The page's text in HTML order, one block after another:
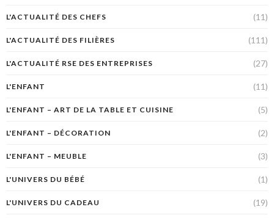
L'ACTUALITÉ DES CHEFS (11)
L'ACTUALITÉ DES FILIÈRES (111)
L'ACTUALITÉ RSE DES ENTREPRISES (27)
L'ENFANT (11)
L'ENFANT – ART DE LA TABLE ET CUISINE (5)
L'ENFANT – DÉCORATION (2)
L'ENFANT – MEUBLE (3)
L'UNIVERS DU BÉBÉ (1)
L'UNIVERS DU CADEAU (19)